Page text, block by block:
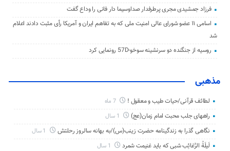
فرزاد جمشیدی مجری پرطرفدار صداوسیما دار فانی را وداع گفت
اسامی ۱۱ عضو شورای عالی امنیت ملی که به تفاهم ایران و آمریکا رأی مثبت دادند اعلام
شد
روسیه از جنگنده دو سرنشینه سوخو-57D رونمایی کرد
مذهبی
لطائف قرآنی/حیات طیب و معقول ! 7 ماه
راههای جلب محبت امام زمان(عج)
نگاهی گذرا به زندگینامه حضرت زینب(س)/به بهانه سالروز رحلتش
لَیلَةُ الرَّغائِب شبی که باید غنیمت شمرد